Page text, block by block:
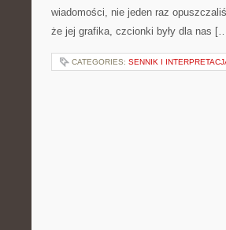
wiadomości, nie jeden raz
że jej grafika, czcionki były dla nas
CATEGORIES: SENNIK I